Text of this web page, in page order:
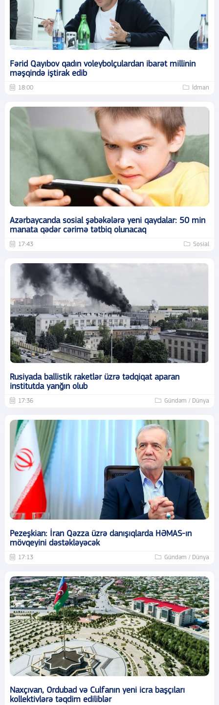
Fərid Qayıbov qadın voleybolçulardan ibarət millinin
məşqində iştirak edib
18:00 İdman
Azərbaycanda sosial şəbəkələrə yeni qaydalar: 50 min
manata qədər cərimə tətbiq olunacaq
17:43 Sosial
Rusiyada ballistik raketlər üzrə tədqiqat aparan
institutda yanğın olub
17:36 Gündəm / Dünya
Pezeşkian: İran Qəzza üzrə danışıqlarda HƏMAS-ın
mövqeyini dəstəkləyəcək
17:13 Gündəm / Dünya
Naxçıvan, Ordubad və Culfanın yeni icra başçıları
kollektivlərə təqdim ediliblər